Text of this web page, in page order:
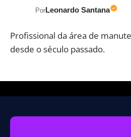
PorLeonardo Santana
Profissional da área de
desde o século passado.